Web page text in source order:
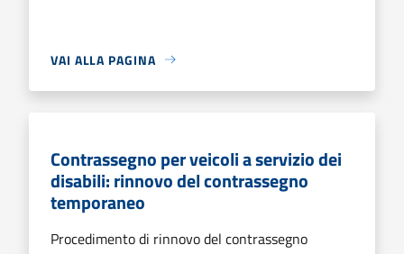
VAI ALLA PAGINA
Contrassegno per veicoli a servizio dei
disabili: rinnovo del contrassegno
temporaneo
Procedimento di rinnovo del contrassegno